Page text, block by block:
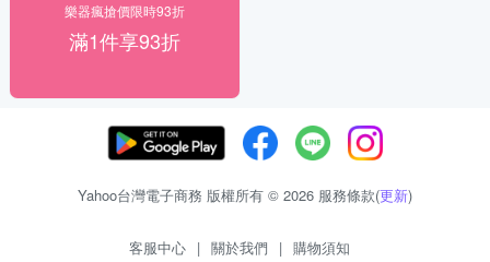
樂器瘋搶價限時93折
滿1件享93折
Yahoo台灣電子商務 版權所有 © 2026 服務條款(更新)
客服中心 | 關於我們 | 購物須知